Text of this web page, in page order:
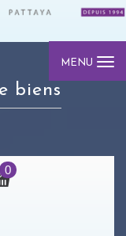
MENU
biens
0